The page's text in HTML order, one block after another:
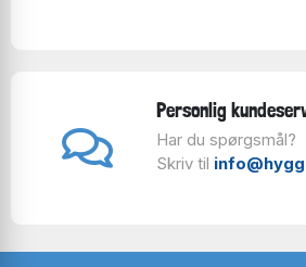
Personlig
Har du spørgsmål?
Skriv til